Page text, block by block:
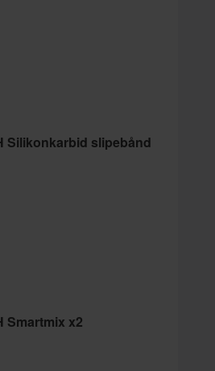
Silikonkarbid slipebånd
Smartmix x2